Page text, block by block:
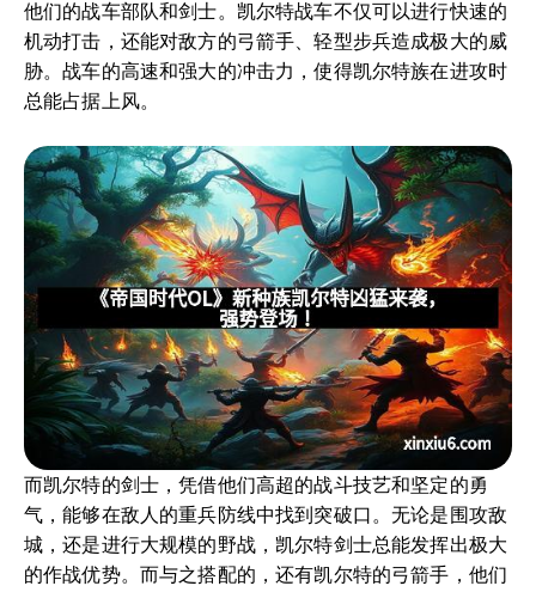
他们的战车部队和剑士。凯尔特战车不仅可以进行快速的
机动打击，还能对敌方的弓箭手、轻型步兵造成极大的威
胁。战车的高速和强大的冲击力，使得凯尔特族在进攻时
总能占据上风。
而凯尔特的剑士，凭借他们高超的战斗技艺和坚定的勇
气，能够在敌人的重兵防线中找到突破口。无论是围攻敌
城，还是进行大规模的野战，凯尔特剑士总能发挥出极大
的作战优势。而与之搭配的，还有凯尔特的弓箭手，他们